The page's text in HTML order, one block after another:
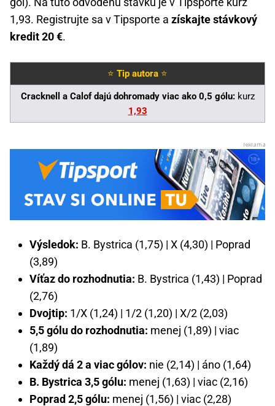
1,93. Registrujte sa v Tipsporte a získajte stávkový
kredit 20 €.
⭐ Tip autora ⭐
Cracknell a Calof dajú dohromady viac ako 0,5 gólu: kurz
1,93
Výsledok: B. Bystrica (1,75) | X (4,30) | Poprad
(3,89)
Víťaz do rozhodnutia: B. Bystrica (1,43) | Poprad
(2,76)
Dvojtip: 1/X (1,24) | 1/2 (1,20) | X/2 (2,03)
5,5 gólu do rozhodnutia: menej (1,89) | viac
(1,89)
Každý dá 2 a viac gólov: nie (2,14) | áno (1,64)
B. Bystrica 3,5 gólu: menej (1,63) | viac (2,16)
Poprad 2,5 gólu: menej (1,56) | viac (2,28)